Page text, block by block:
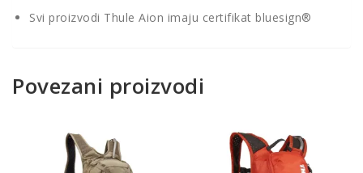
Svi proizvodi Thule Aion imaju certifikat bluesign®
Povezani proizvodi